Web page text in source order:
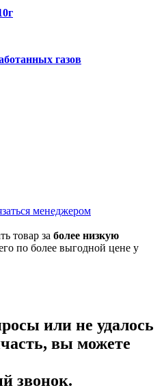
газов
менеджером
товар за более низкую
по более выгодной цене у
или не удалось
вы можете
звонок.